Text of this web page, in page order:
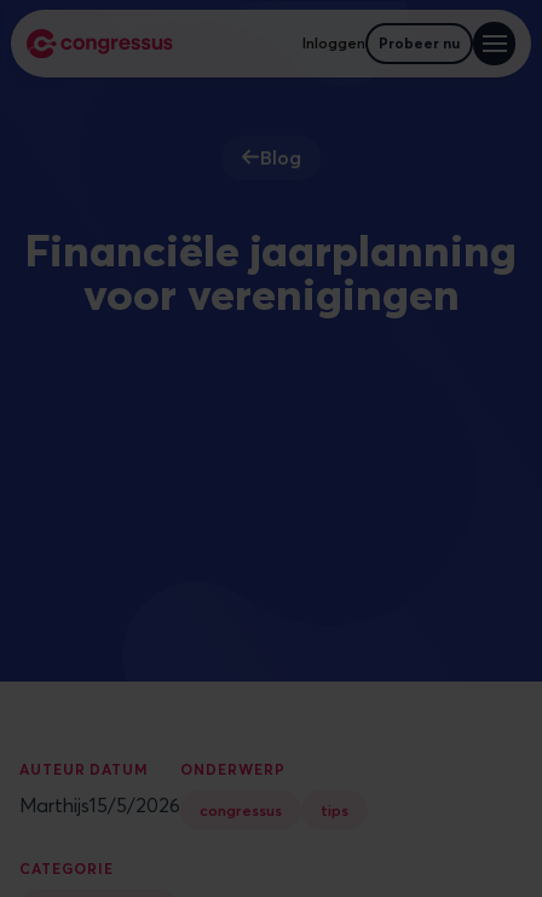
Inloggen Probeer nu
Blog
Financiële jaarplanning
voor verenigingen
AUTEUR
Marthijs
DATUM
15/5/2026
ONDERWERP
congressus tips
CATEGORIE